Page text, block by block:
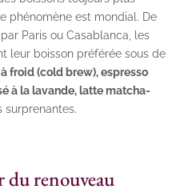
phénomène est mondial. De
Paris ou Casablanca, les
leur boisson préférée sous de
froid (cold brew), espresso
à la lavande, latte matcha-
surprenantes.
renouveau